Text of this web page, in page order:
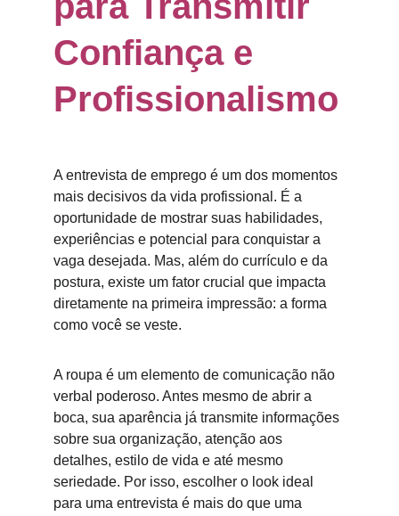
Confiança e
Profissionalismo
A entrevista de emprego é um dos momentos
mais decisivos da vida profissional. É a
oportunidade de mostrar suas habilidades,
experiências e potencial para conquistar a
vaga desejada. Mas, além do currículo e da
postura, existe um fator crucial que impacta
diretamente na primeira impressão: a forma
como você se veste.
A roupa é um elemento de comunicação não
verbal poderoso. Antes mesmo de abrir a
boca, sua aparência já transmite informações
sobre sua organização, atenção aos
detalhes, estilo de vida e até mesmo
seriedade. Por isso, escolher o look ideal
para uma entrevista é mais do que uma